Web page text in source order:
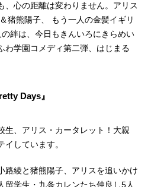
、心の距離は変わりません。アリス
猪熊陽子、 もう一人の金髪イギリ
絆は、今日もきんいろにきらめい
わ学園コメディ第二弾、はじまる
Days』
生、アリス・カータレット！大親
しています。
路綾と猪熊陽子、アリスを追いかけ
留学生・九条カレンたち仲良し5人